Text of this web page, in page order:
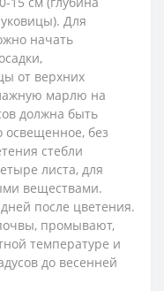
Для
начать
от верхних
марлю на
должна быть
освещенное, без
стебли
листа, для
веществами.
после цветения.
промывают,
температуре и
до весенней